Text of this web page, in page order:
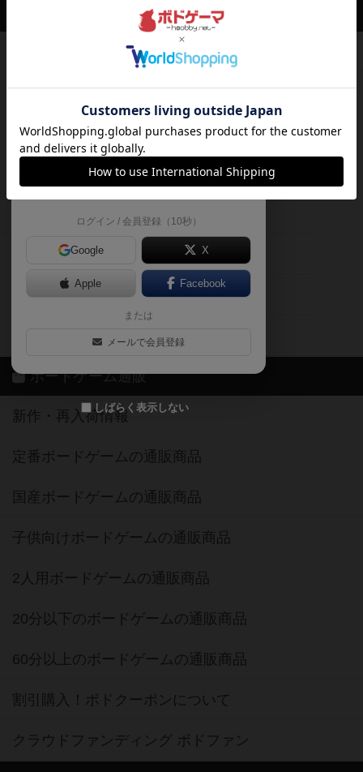
ボードゲームのプレイ履歴を記録し
て、
自分のデータを管理しませんか？
約75,000人がボドゲーマを利用中！
遊んだボードゲームを記録する
気になるゲームのレビューを読む
お気に入り作品・所有リストの共
有
ログイン / 会員登録（10秒）
Google X
Apple Facebook
または
メールで会員登録
しばらく表示しない
ボードゲームを検索する
ボードゲームの新着レビュー
ボードゲーム会情報
メカニクス特集
掲示板・トピックス
ボドとも・会員一覧
ボードゲーム業界コラム
ボドゲーマご利用案内
ボードゲーム通販
新作・再入荷情報
定番ボードゲームの通販商品
国産ボードゲームの通販商品
子供向けボードゲームの通販商品
2人用ボードゲームの通販商品
20分以下のボードゲームの通販商品
60分以上のボードゲームの通販商品
割引購入！ボドクーポンについて
クラウドファンディング ボドファン